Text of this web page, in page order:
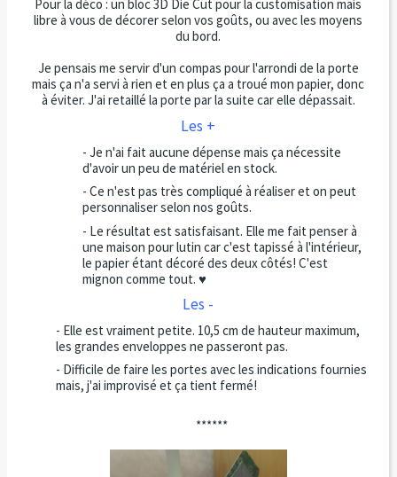
Pour la déco : un bloc 3D Die Cut pour la customisation mais
libre à vous de décorer selon vos goûts, ou avec les moyens
du bord.
Je pensais me servir d'un compas pour l'arrondi de la porte
mais ça n'a servi à rien et en plus ça a troué mon papier, donc
à éviter. J'ai retaillé la porte par la suite car elle dépassait.
Les +
- Je n'ai fait aucune dépense mais ça nécessite
d'avoir un peu de matériel en stock.
- Ce n'est pas très compliqué à réaliser et on peut
personnaliser selon nos goûts.
- Le résultat est satisfaisant. Elle me fait penser à
une maison pour lutin car c'est tapissé à l'intérieur,
le papier étant décoré des deux côtés! C'est
mignon comme tout. ♥
Les -
- Elle est vraiment petite. 10,5 cm de hauteur maximum,
les grandes enveloppes ne passeront pas.
- Difficile de faire les portes avec les indications fournies
mais, j'ai improvisé et ça tient fermé!
******